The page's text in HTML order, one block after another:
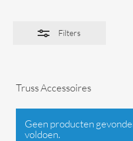
Filters
Truss Accessoires
Geen producten
voldoen.